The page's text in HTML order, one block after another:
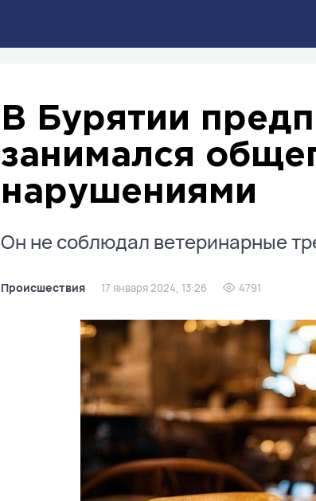
В Бурятии
занимался
нарушениями
Он не соблюдал ветеринарные
Происшествия 17 января 2024, 13:26 4791